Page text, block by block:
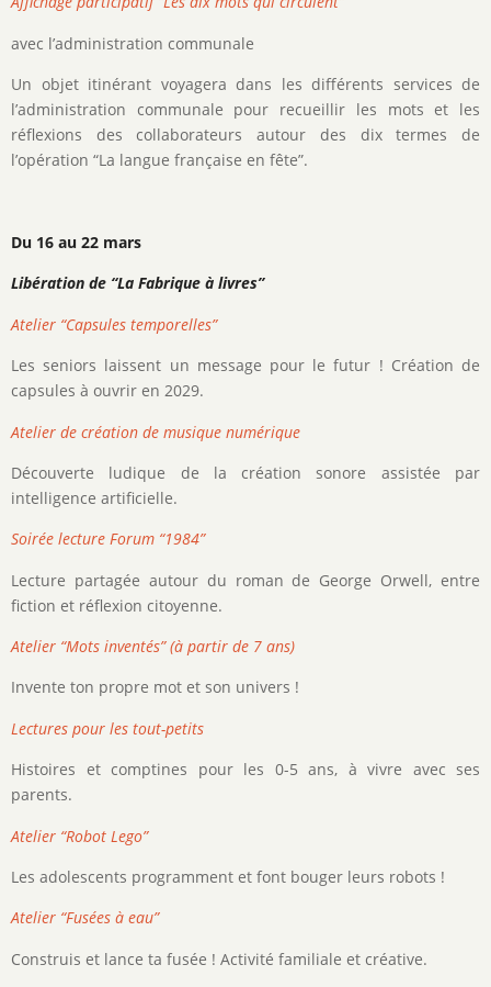
avec l’administration communale
Un objet itinérant voyagera dans les différents services de
l’administration communale pour recueillir les mots et les
réflexions des collaborateurs autour des dix termes de
l’opération “La langue française en fête”.
Du 16 au 22 mars
Libération de “La Fabrique à livres”
Atelier “Capsules temporelles”
Les seniors laissent un message pour le futur ! Création de
capsules à ouvrir en 2029.
Atelier de création de musique numérique
Découverte ludique de la création sonore assistée par
intelligence artificielle.
Soirée lecture Forum “1984”
Lecture partagée autour du roman de George Orwell, entre
fiction et réflexion citoyenne.
Atelier “Mots inventés” (à partir de 7 ans)
Invente ton propre mot et son univers !
Lectures pour les tout-petits
Histoires et comptines pour les 0-5 ans, à vivre avec ses
parents.
Atelier “Robot Lego”
Les adolescents programment et font bouger leurs robots !
Atelier “Fusées à eau”
Construis et lance ta fusée ! Activité familiale et créative.